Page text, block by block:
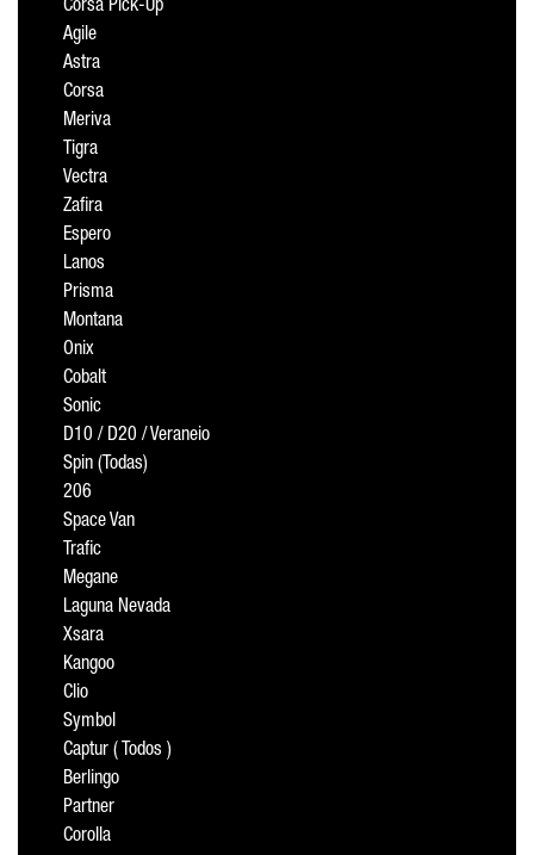
Corsa Pick-Up
Agile
Astra
Corsa
Meriva
Tigra
Vectra
Zafira
Espero
Lanos
Prisma
Montana
Onix
Cobalt
Sonic
D10 / D20 / Veraneio
Spin (Todas)
206
Space Van
Trafic
Megane
Laguna Nevada
Xsara
Kangoo
Clio
Symbol
Captur ( Todos )
Berlingo
Partner
Corolla